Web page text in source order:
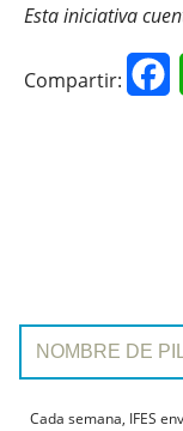
Esta iniciativa
Compartir:
Nombre de pila:
Cada semana, IFES